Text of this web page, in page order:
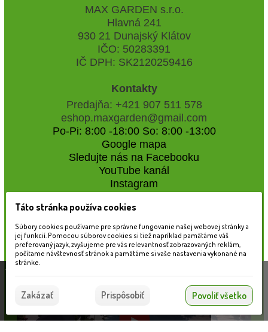
MAX GARDEN s.r.o.
Hlavná 241
930 21 Dunajský Klátov
IČO: 50283391
IČ DPH: SK2120259416
Kontakty
Predajňa: +421 907 511 578
eshop.maxgarden@gmail.com
Po-Pi: 8:00 -18:00 So: 8:00 -13:00
Google mapa
Sledujte nás na Facebooku
YouTube kanál
Instagram
Naše záhradné centrum
Táto stránka používa súbory cookies, ktoré nám
pomáhajú poskytovať služby. Používaním našich
služieb vyjadrujete súhlas s používaním súborov
Súhlasím
Táto stránka používa cookies
Súbory cookies používame pre správne fungovanie našej webovej stránky a
jej funkcií. Pomocou súborov cookies si tiež napríklad pamätáme váš
preferovaný jazyk, zvyšujeme pre vás relevantnosť zobrazovaných reklám,
počítame návštevnosť stránok a pamätáme si vaše nastavenia vykonané na
stránke.
Zakázať Prispôsobiť Povoliť všetko